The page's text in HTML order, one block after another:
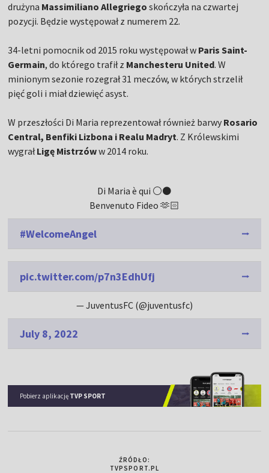
drużyna Massimiliano Allegriego skończyła na czwartej
pozycji. Będzie występował z numerem 22.
34-letni pomocnik od 2015 roku występował w Paris Saint-
Germain, do którego trafił z Manchesteru United. W
minionym sezonie rozegrał 31 meczów, w których strzelił
pięć goli i miał dziewięć asyst.
W przeszłości Di Maria reprezentował również barwy Rosario
Central, Benfiki Lizbona i Realu Madryt. Z Królewskimi
wygrałLigę Mistrzóww 2014 roku.
Di Maria è qui ⚪️⚫️
Benvenuto Fideo 🫶🏻
#WelcomeAngel
pic.twitter.com/p7n3EdhUfj
— JuventusFC (@juventusfc)
July 8, 2022
Pobierz aplikację TVP SPORT
ŹRÓDŁO:
TVPSPORT.PL